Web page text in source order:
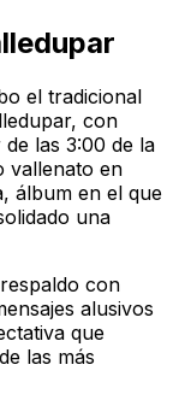
el tradicional
con
las 3:00 de la
vallenato en
álbum en el que
una
con
alusivos
que
las más